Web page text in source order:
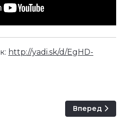
http://yadi.sk/d/EgHD-
stormy night 38454Следующий:
Вперед